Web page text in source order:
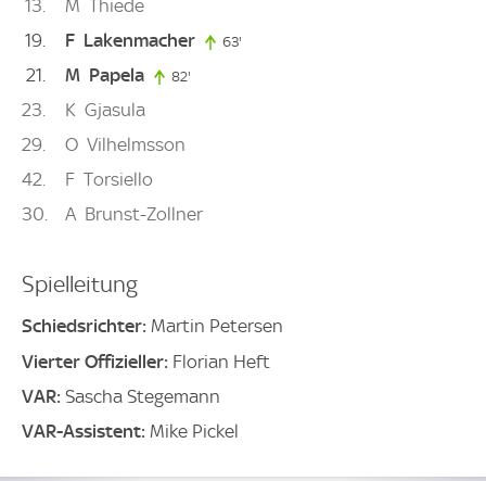
13
M Thiede
19
F Lakenmacher 63'
21 M Papela 82'
23 K Gjasula
29
O Vilhelmsson
42
F Torsiello
30
A Brunst-Zollner
Spielleitung
Schiedsrichter: Martin Petersen
Vierter Offizieller: Florian Heft
VAR: Sascha Stegemann
VAR-Assistent: Mike Pickel